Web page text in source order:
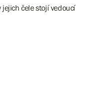
čele stojí vedoucí